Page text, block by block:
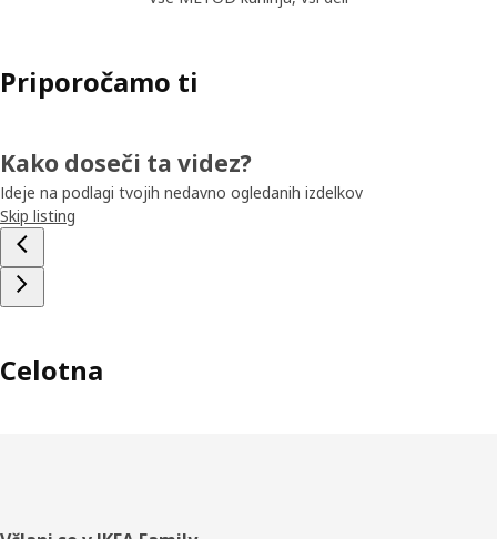
Priporočamo ti
Kako doseči ta videz?
Ideje na podlagi tvojih nedavno ogledanih izdelkov
Skip listing
Celotna